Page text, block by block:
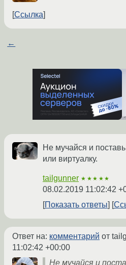
Ссылка
←
Не мучайся и
или виртуалку.
tailgunner ★★★★★
08.02.2019 11:02:42
Показать ответы
Ответ на: комментарий от
11:02:42 +00:00
Не мучайся и